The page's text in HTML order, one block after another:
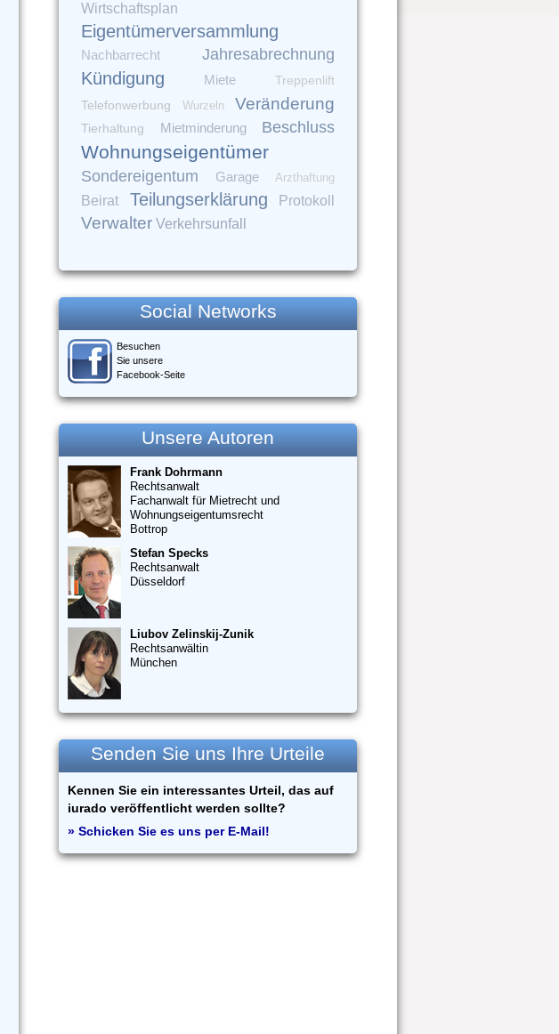
Wirtschaftsplan
Eigentümerversammlung
Nachbarrecht Jahresabrechnung
Kündigung Miete Treppenlift
Telefonwerbung Wurzeln Veränderung
Tierhaltung Mietminderung Beschluss
Wohnungseigentümer
Sondereigentum Garage Arzthaftung
Beirat Teilungserklärung Protokoll
Verwalter Verkehrsunfall
Social Networks
Besuchen
Sie unsere
Facebook-Seite
Unsere Autoren
Frank Dohrmann
Rechtsanwalt
Fachanwalt für Mietrecht und
Wohnungseigentumsrecht
Bottrop
Stefan Specks
Rechtsanwalt
Düsseldorf
Liubov Zelinskij-Zunik
Rechtsanwältin
München
Senden Sie uns Ihre Urteile
Kennen Sie ein interessantes Urteil, das auf
iurado veröffentlicht werden sollte?
» Schicken Sie es uns per E-Mail!